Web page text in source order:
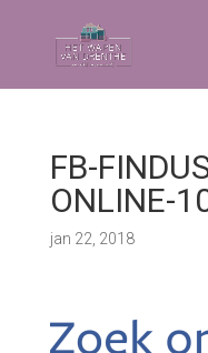
FB-
ONLINE-
jan 22, 2018